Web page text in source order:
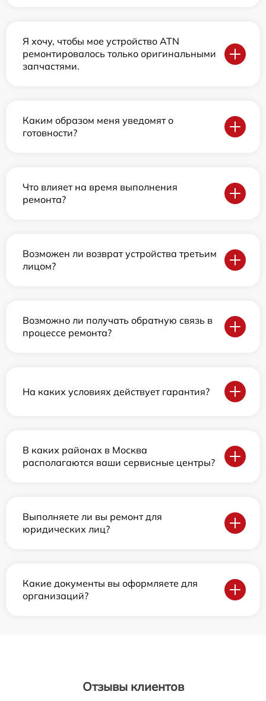
Я хочу, чтобы мое устройство ATN
ремонтировалось только оригинальными
запчастями.
Каким образом меня уведомят о
готовности?
Что влияет на время выполнения
ремонта?
Возможен ли возврат устройства третьим
лицом?
Возможно ли получать обратную связь в
процессе ремонта?
На каких условиях действует гарантия?
В каких районах в Москва
располагаются ваши сервисные центры?
Выполняете ли вы ремонт для
юридических лиц?
Какие документы вы оформляете для
организаций?
Отзывы клиентов